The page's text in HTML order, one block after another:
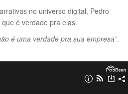
no universo digital, Pedro
é verdade pra elas.
é uma verdade pra sua empresa”.